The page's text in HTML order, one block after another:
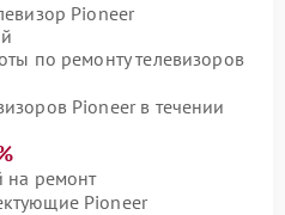
Pioneer
по ремонту телевизоров
Pioneer в течении
на ремонт
Pioneer